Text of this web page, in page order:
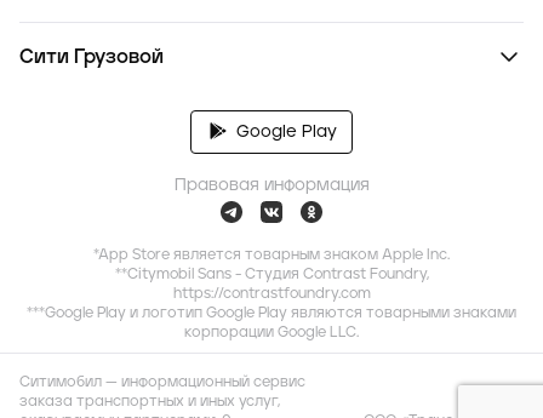
Сити Грузовой
Google Play
Правовая информация
*App Store является товарным знаком Apple Inc.
**Citymobil Sans - Студия Contrast Foundry,
https://contrastfoundry.com
***Google Play и логотип Google Play являются товарными знаками
корпорации Google LLC.
Ситимобил — информационный сервис
заказа транспортных и иных услуг,